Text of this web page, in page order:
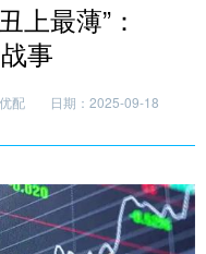
上最薄”：
事
配
日期：2025-09-18